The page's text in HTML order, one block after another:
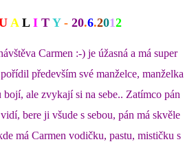
A L I T Y- 20.6.2012
Carmen :-) je úžasná a má super
především své manželce, manželka
bojí, ale zvykají si na sebe.. Zatímco pán
bere ji všude s sebou, pán má skvěle
má Carmen vodičku, pastu, mističku s